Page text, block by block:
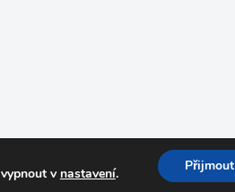
v nastavení. Přijmout